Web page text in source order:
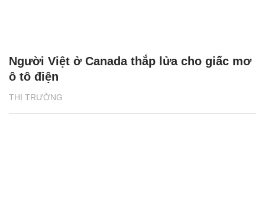
THỊ TRƯỜNG
Người Việt ở Canada thắp lửa cho giấc mơ
ô tô điện